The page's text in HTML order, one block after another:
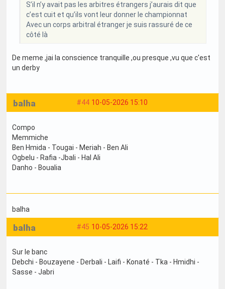
S’il n’y avait pas les arbitres étrangers j’aurais dit que
c’est cuit et qu’ils vont leur donner le championnat
Avec un corps arbitral étranger je suis rassuré de ce
côté là
De meme ,jai la conscience tranquille ,ou presque ,vu que c'est
un derby
#44 10-05-2026 15:10
balha
Compo
Memmiche
Ben Hmida - Tougai - Meriah - Ben Ali
Ogbelu - Rafia -Jbali - Hal Ali
Danho - Boualia
balha
#45 10-05-2026 15:22
balha
Sur le banc
Debchi - Bouzayene - Derbali - Laifi - Konaté - Tka - Hmidhi -
Sasse - Jabri